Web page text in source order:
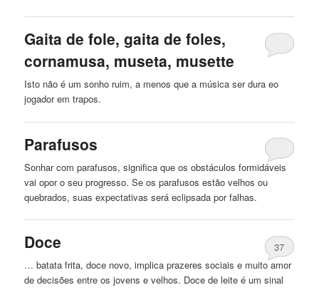
Gaita de fole, gaita de foles,
cornamusa, museta, musette
Isto não é um sonho ruim, a menos que a música ser dura eo
jogador emtrapos.
Parafusos
Sonharcom parafusos, significa que os obstáculos formidáveis ​​
vai opor o seu progresso. Se os parafusos estãovelhos ou
quebrados, suas expectativas será eclipsada por falhas.
Doce
37
… batata frita, doce novo, implica prazeres sociais e muito amor
de decisões entre os jovens evelhos. Doce de leite é um sinal